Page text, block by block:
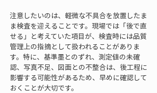
注意したいのは、軽微な不具合を放置したま
ま検査を迎えることです。現場では「後で直
せる」と考えていた項目が、検査時には品質
管理上の指摘として扱われることがありま
す。特に、基準墨とのずれ、測定値の未確
認、写真不足、図面との不整合は、後工程に
影響する可能性があるため、早めに確認して
おくことが大切です。